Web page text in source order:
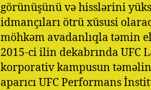
görünüşünü və hisslərini
idmançıları ötrü xüsusi
möhkəm avadanlıqla təmin
2015-ci ilin dekabrında UFC
korporativ kampusun
aparıcı UFC Performans